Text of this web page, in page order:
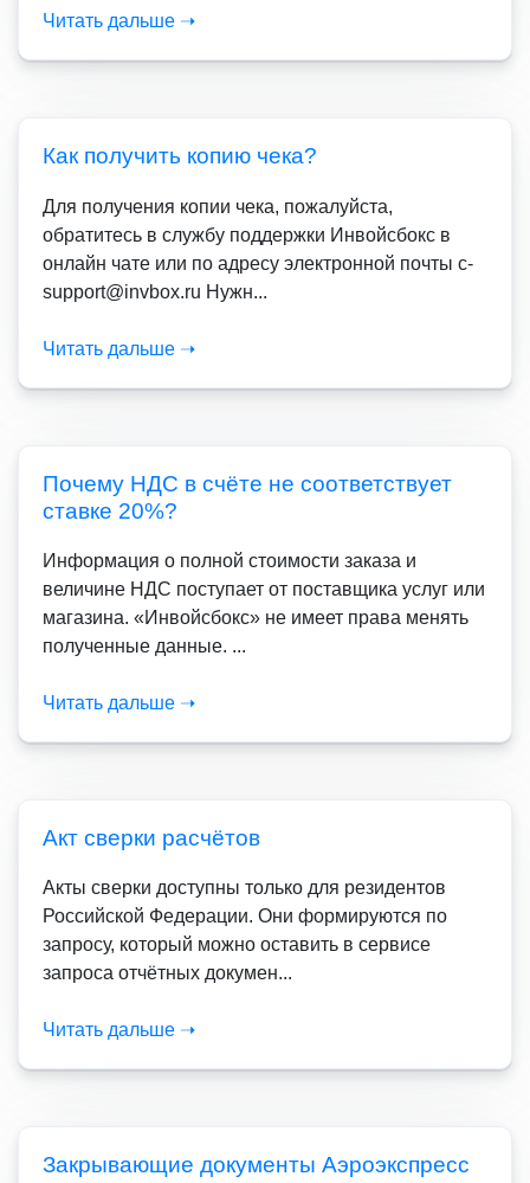
Читать дальше ➝
Как получить копию чека?
Для получения копии чека, пожалуйста,
обратитесь в службу поддержки Инвойсбокс в
онлайн чате или по адресу электронной почты c-
support@invbox.ru Нужн...
Читать дальше ➝
Почему НДС в счёте не соответствует
ставке 20%?
Информация о полной стоимости заказа и
величине НДС поступает от поставщика услуг или
магазина. «Инвойсбокс» не имеет права менять
полученные данные. ...
Читать дальше ➝
Акт сверки расчётов
Акты сверки доступны только для резидентов
Российской Федерации. Они формируются по
запросу, который можно оставить в сервисе
запроса отчётных докумен...
Читать дальше ➝
Закрывающие документы Аэроэкспресс